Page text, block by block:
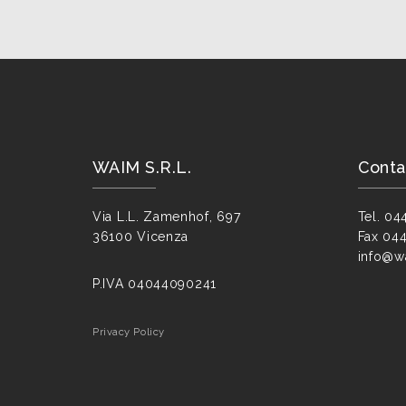
WAIM S.R.L.
Via L.L. Zamenhof, 697
36100 Vicenza
P.IVA 04044090241
Tel.
Fax
Privacy Policy